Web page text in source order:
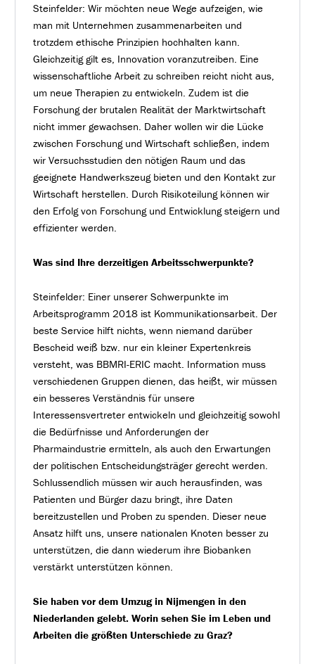
Steinfelder: Wir möchten neue Wege aufzeigen, wie
man mit Unternehmen zusammenarbeiten und
trotzdem ethische Prinzipien hochhalten kann.
Gleichzeitig gilt es, Innovation voranzutreiben. Eine
wissenschaftliche Arbeit zu schreiben reicht nicht aus,
um neue Therapien zu entwickeln. Zudem ist die
Forschung der brutalen Realität der Marktwirtschaft
nicht immer gewachsen. Daher wollen wir die Lücke
zwischen Forschung und Wirtschaft schließen, indem
wir Versuchsstudien den nötigen Raum und das
geeignete Handwerkszeug bieten und den Kontakt zur
Wirtschaft herstellen. Durch Risikoteilung können wir
den Erfolg von Forschung und Entwicklung steigern und
effizienter werden.
Was sind Ihre derzeitigen Arbeitsschwerpunkte?
Steinfelder: Einer unserer Schwerpunkte im
Arbeitsprogramm 2018 ist Kommunikationsarbeit. Der
beste Service hilft nichts, wenn niemand darüber
Bescheid weiß bzw. nur ein kleiner Expertenkreis
versteht, was BBMRI-ERIC macht. Information muss
verschiedenen Gruppen dienen, das heißt, wir müssen
ein besseres Verständnis für unsere
Interessensvertreter entwickeln und gleichzeitig sowohl
die Bedürfnisse und Anforderungen der
Pharmaindustrie ermitteln, als auch den Erwartungen
der politischen Entscheidungsträger gerecht werden.
Schlussendlich müssen wir auch herausfinden, was
Patienten und Bürger dazu bringt, ihre Daten
bereitzustellen und Proben zu spenden. Dieser neue
Ansatz hilft uns, unsere nationalen Knoten besser zu
unterstützen, die dann wiederum ihre Biobanken
verstärkt unterstützen können.
Sie haben vor dem Umzug in Nijmengen in den
Niederlanden gelebt. Worin sehen Sie im Leben und
Arbeiten die größten Unterschiede zu Graz?